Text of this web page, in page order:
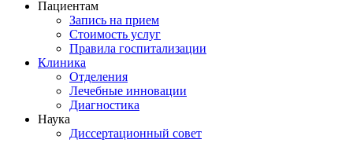
Пациентам
Запись на прием
Стоимость услуг
Правила госпитализации
Клиника
Отделения
Лечебные инновации
Диагностика
Наука
Диссертационный совет